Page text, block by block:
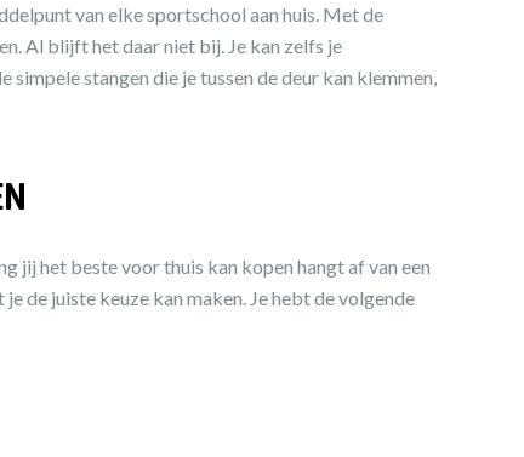
van elke sportschool aan huis. Met de
Al blijft het daar niet bij. Je kan zelfs je
stangen die je tussen de deur kan klemmen,
jij het beste voor thuis kan kopen hangt af van een
de juiste keuze kan maken. Je hebt de volgende